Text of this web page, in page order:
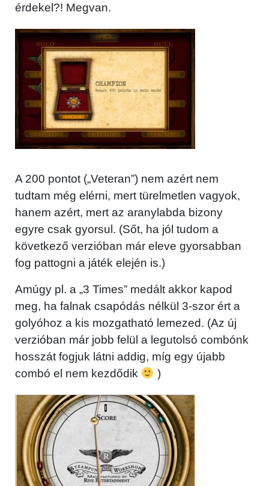
érdekel?! Megvan.
A 200 pontot („Veteran”) nem azért nem
tudtam még elérni, mert türelmetlen vagyok,
hanem azért, mert az aranylabda bizony
egyre csak gyorsul. (Sőt, ha jól tudom a
következő verzióban már eleve gyorsabban
fog pattogni a játék elején is.)
Amúgy pl. a „3 Times” medált akkor kapod
meg, ha falnak csapódás nélkül 3-szor ért a
golyóhoz a kis mozgatható lemezed. (Az új
verzióban már jobb felül a legutolsó combónk
hosszát fogjuk látni addig, míg egy újabb
combó el nem kezdődik
)